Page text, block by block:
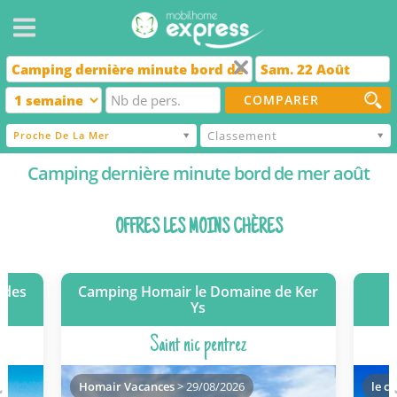
COMPARER
Proche De La Mer Classement
Camping dernière minute bord de mer août
OFFRES LES MOINS CHÈRES
Camping Homair le Domaine de Ker
Ys
Saint nic pentrez
Homair Vacances> 29/08/2026 le